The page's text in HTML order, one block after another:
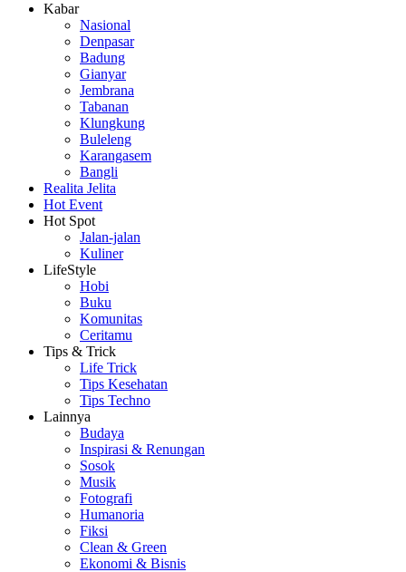
Kabar
Nasional
Denpasar
Badung
Gianyar
Jembrana
Tabanan
Klungkung
Buleleng
Karangasem
Bangli
Realita Jelita
Hot Event
Hot Spot
Jalan-jalan
Kuliner
LifeStyle
Hobi
Buku
Komunitas
Ceritamu
Tips & Trick
Life Trick
Tips Kesehatan
Tips Techno
Lainnya
Budaya
Inspirasi & Renungan
Sosok
Musik
Fotografi
Humanoria
Fiksi
Clean & Green
Ekonomi & Bisnis